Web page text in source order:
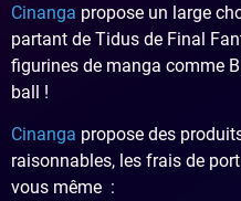
Cinanga propose un large
partant de Tidus de Final
figurines de manga comme
ball !
Cinanga propose des
raisonnables, les frais de
vous même :